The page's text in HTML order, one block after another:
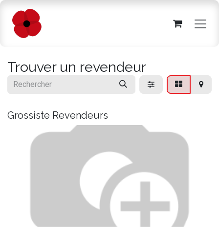
Se rendre au contenu
Trouver un revendeur
Grossiste Revendeurs